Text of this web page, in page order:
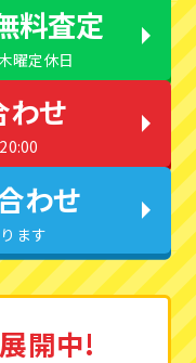
料査定
曜定休日
わせ
わせ
ます
開中!